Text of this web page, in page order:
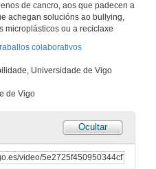
de cancro, aos que padecen a
achegan solucións ao bullying,
microplásticos ou a reciclaxe
colaborativos
Universidade de Vigo
de Vigo
Ocultar